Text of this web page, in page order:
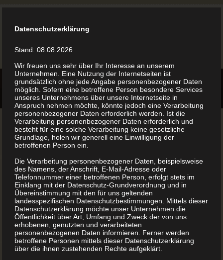
Ihre Lebensgeschichte
oder Kochrezepte
drucken
Machen Sie das Beste aus jeder Situation!
Datenschutzerklärung
Stand: 08.08.2026
Wir freuen uns sehr über Ihr Interesse an unserem
Unternehmen. Eine Nutzung der Internetseiten ist
grundsätzlich ohne jede Angabe personenbezogener Daten
möglich. Sofern eine betroffene Person besondere Services
unseres Unternehmens über unsere Internetseite in
Anspruch nehmen möchte, könnte jedoch eine Verarbeitung
personenbezogener Daten erforderlich werden. Ist die
Verarbeitung personenbezogener Daten erforderlich und
besteht für eine solche Verarbeitung keine gesetzliche
Grundlage, holen wir generell eine Einwilligung der
betroffenen Person ein.
Die Verarbeitung personenbezogener Daten, beispielsweise
des Namens, der Anschrift, E-Mail-Adresse oder
Telefonnummer einer betroffenen Person, erfolgt stets im
Einklang mit der Datenschutz-Grundverordnung und in
Übereinstimmung mit den für uns geltenden
landesspezifischen Datenschutzbestimmungen. Mittels dieser
Datenschutzerklärung möchte unser Unternehmen die
Öffentlichkeit über Art, Umfang und Zweck der von uns
erhobenen, genutzten und verarbeiteten
personenbezogenen Daten informieren. Ferner werden
betroffene Personen mittels dieser Datenschutzerklärung
über die ihnen zustehenden Rechte aufgeklärt.